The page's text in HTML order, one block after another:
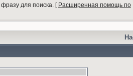
для поиска.[ Расширенная помощь по